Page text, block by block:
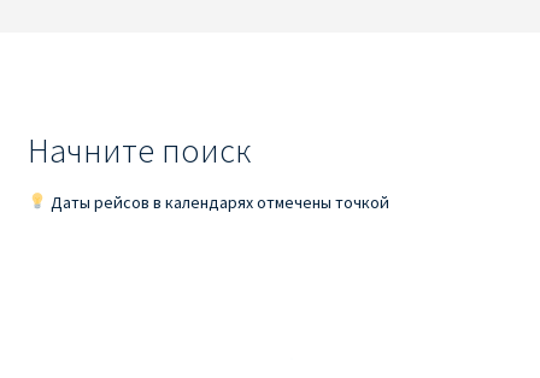
RYANAIR PL ОТ € 9
Начните поиск
Даты рейсов в календарях отмечены точкой